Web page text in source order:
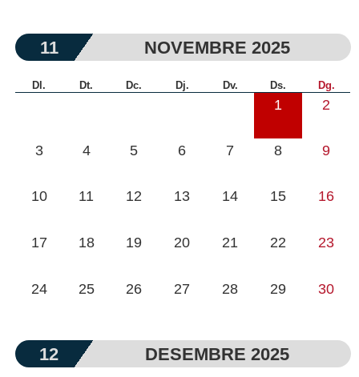
11 NOVEMBRE 2025
Dl. Dt. Dc. Dj. Dv. Ds. Dg.
1 2
3 4 5 6 7 8 9
10 11 12 13 14 15 16
17 18 19 20 21 22 23
24 25 26 27 28 29 30
12 DESEMBRE 2025